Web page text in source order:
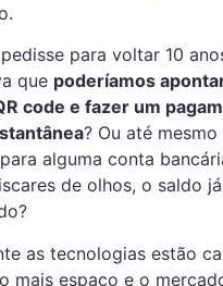
para voltar 10
que poderíamos
code e fazer um
? Ou até
alguma conta
de olhos, o saldo
as tecnologias estão
mais espaço e o